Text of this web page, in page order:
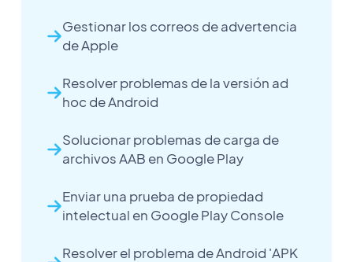
Gestionar los correos de advertencia
de Apple
Resolver problemas de la versión ad
hoc de Android
Solucionar problemas de carga de
archivos AAB en Google Play
Enviar una prueba de propiedad
intelectual en Google Play Console
Resolver el problema de Android 'APK